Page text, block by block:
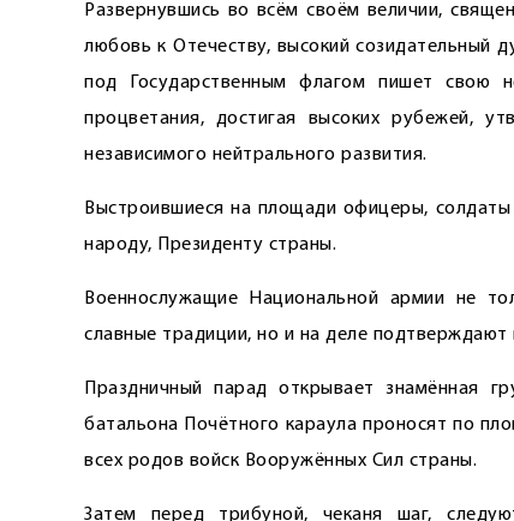
Развернувшись во всём своём величии,
любовь к Отечеству, высокий созидательный
под Государственным флагом пишет свою
процветания, достигая высоких рубежей,
независимого нейтрального развития.
Выстроившиеся на площади офицеры,
народу, Президенту страны.
Военнослужащие Национальной армии не
славные традиции, но и на деле подтверждают
Праздничный парад открывает знамённая
батальона Почётного караула проносят по
всех родов войск Вооружённых Сил страны.
Затем перед трибуной, чеканя шаг,